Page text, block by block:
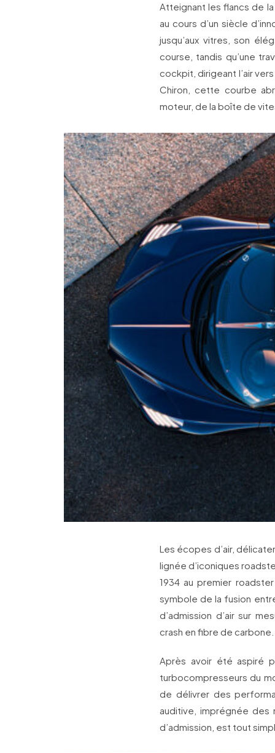
Atteignant les flancs de
au cours d’un siècle
jusqu’aux vitres, son
course, tandis qu’une
cockpit, dirigeant l’air
Chiron, cette courbe
moteur, de la boîte de
Les écopes d’air,
lignée d’iconiques
1934 au premier
symbole de la fusion
d’admission d’air sur
crash en fibre de carbone.
Après avoir été aspiré
turbocompresseurs du
de délivrer des
auditive, imprégnée
d’admission, est tout